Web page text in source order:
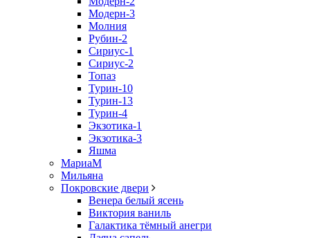
Модерн-3
Молния
Рубин-2
Сириус-1
Сириус-2
Топаз
Турин-10
Турин-13
Турин-4
Экзотика-1
Экзотика-3
Яшма
МариаМ
Мильяна
Покровские двери
Венера белый ясень
Виктория ваниль
Галактика тёмный анегри